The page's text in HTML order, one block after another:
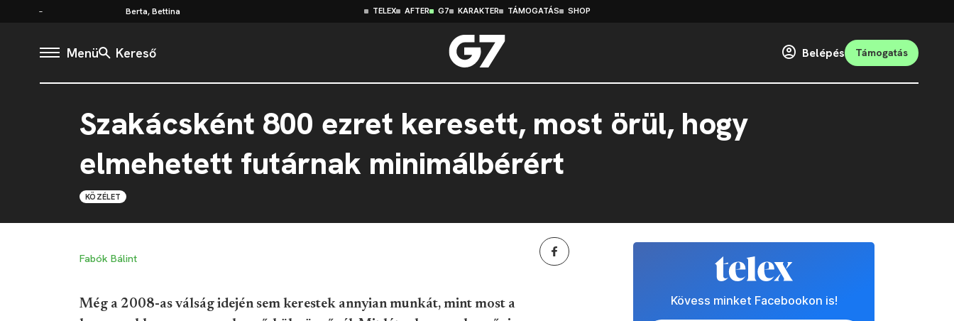
Berta, Bettina TELEX AFTER G7 KARAKTER TÁMOGATÁS SHOP
Menü Kereső Belépés Támogatás
Szakácsként 800 ezret keresett, most örül, hogy
elmehetett futárnak minimálbérért
KÖZÉLET
Fabók Bálint
Még a 2008-as válság idején sem kerestek annyian munkát, mint most a
Kövess minket Facebookon is!